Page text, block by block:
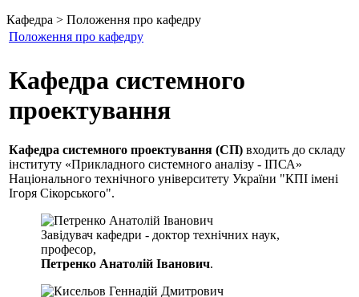
Кафедра > Положення про кафедру
Положення про кафедру
Кафедра системного
проектування
Кафедра системного проектування (СП) входить до складу
інституту «Прикладного системного аналізу - ІПСА»
Національного технічного університету України "КПІ імені
Ігоря Сікорського".
Завідувач кафедри - доктор технічних наук,
професор,
Петренко Анатолій Іванович.